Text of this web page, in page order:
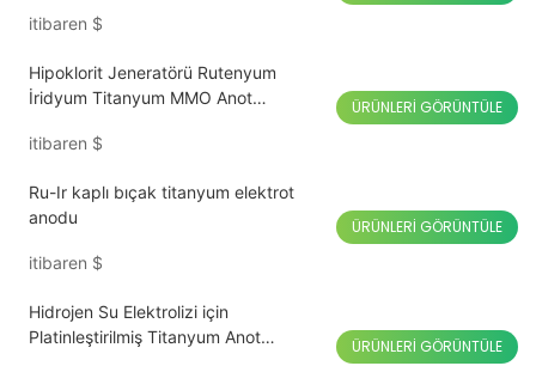
itibaren $
Hipoklorit Jeneratörü Rutenyum
İridyum Titanyum MMO Anot
itibaren $
ÜRÜNLERI GÖRÜNTÜLE
Ru-Ir kaplı bıçak titanyum elektrot
anodu
itibaren $
ÜRÜNLERI GÖRÜNTÜLE
Hidrojen Su Elektrolizi için
Platinleştirilmiş Titanyum Anot
ÜRÜNLERI GÖRÜNTÜLE